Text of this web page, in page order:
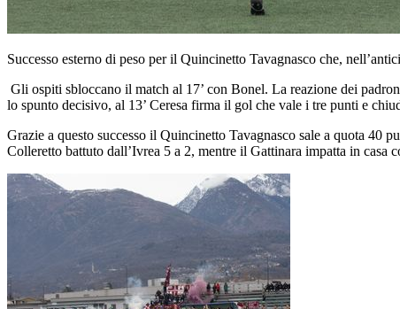
Successo esterno di peso per il Quincinetto Tavagnasco che,
Gli ospiti sbloccano il match al 17’ con Bonel. La reazione dei
lo spunto decisivo, al 13’ Ceresa firma il gol che vale i tre punti e
Grazie a questo successo il Quincinetto Tavagnasco sale a quota
Colleretto battuto dall’Ivrea 5 a 2, mentre il Gattinara impatta in casa